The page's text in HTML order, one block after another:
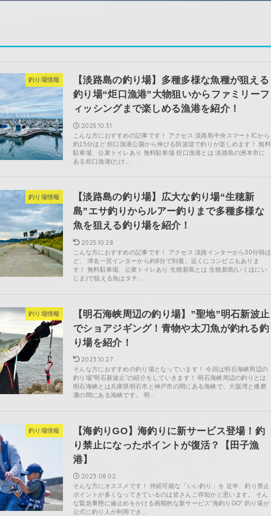
釣り場情報
【淡路島の釣り場】多種多様な魚種が狙える
釣り場“炬口漁港”大物狙いからファミリーフ
ィッシングまで楽しめる漁港を紹介！
2025.10.31
こんな方におすすめの記事です！ アクセス 淡路島中央スマートICから
約15分ほど 炬口漁港公園から伸びる防波堤で釣りが楽しめます！ 無料
駐車場、公衆トイレあり 無料駐車場 炬口漁港とは 淡路島の洲本市に
ある炬口漁港(たけ...
釣り場情報
【淡路島の釣り場】広大な釣り場“生穂新
島”エサ釣りからルアー釣りまで多種多様な
魚を狙える釣り場を紹介！
2025.10.28
こんな方におすすめの記事です！ アクセス 淡路インターから30分弱ほ
ど、 津名一宮インターから約8分で到着。近くにコンビニもありま
す！ 無料駐車場、公衆トイレあり 生穂新島とは 生穂新島(いくほにい
じま)で狙える魚はタチ...
釣り場情報
【明石海峡周辺の釣り場】”聖地”明石新波止
でショアジギング！青物や太刀魚が釣れる釣
り場を紹介！
2023.10.27
そんな方におすすめの釣り場となっています！ 今回は明石海峡周辺の
釣り場”明石新波止”の紹介をしていきます！ 明石海峡周辺の釣りとは
明石海峡とは兵庫県明石市と神戸市の間にある海峡で、大阪湾と播磨
灘の間にある海峡です。 明...
釣り場情報
【海釣りGO】海釣りに新サービス登場！釣
り禁止になったポイントが復活？【田子漁
港】
2023.08.02
そんな方にオススメです！ 持続可能な「いい釣り」を 近年、釣り禁止
ポイントが多くなってきているのは皆さんご存知かと思います。 そん
な緊急事態に歯止めをかける画期的な新サービス”海釣りGO” 釣り場が
公式に釣り人が利用でき...